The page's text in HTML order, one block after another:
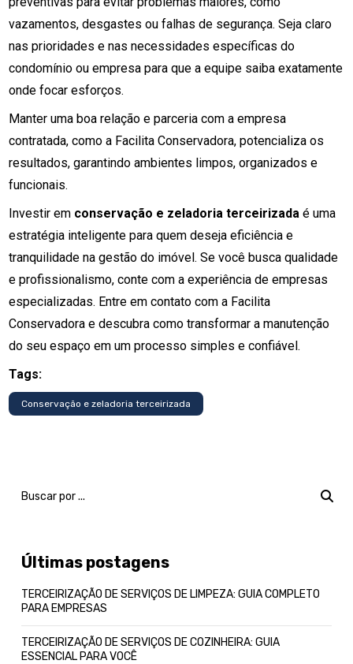
vazamentos, desgastes ou falhas de segurança. Seja claro
nas prioridades e nas necessidades específicas do
condomínio ou empresa para que a equipe saiba exatamente
onde focar esforços.
Manter uma boa relação e parceria com a empresa
contratada, como a Facilita Conservadora, potencializa os
resultados, garantindo ambientes limpos, organizados e
funcionais.
Investir em conservação e zeladoria terceirizada é uma
estratégia inteligente para quem deseja eficiência e
tranquilidade na gestão do imóvel. Se você busca qualidade
e profissionalismo, conte com a experiência de empresas
especializadas. Entre em contato com a Facilita
Conservadora e descubra como transformar a manutenção
do seu espaço em um processo simples e confiável.
Tags:
Conservação e zeladoria terceirizada
Últimas postagens
TERCEIRIZAÇÃO DE SERVIÇOS DE LIMPEZA: GUIA COMPLETO
PARA EMPRESAS
TERCEIRIZAÇÃO DE SERVIÇOS DE COZINHEIRA: GUIA
ESSENCIAL PARA VOCÊ